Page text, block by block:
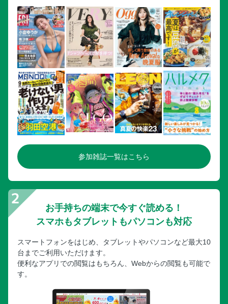
奥付
旅でできるサステナブルなコト
沖縄美ら海水族館まるわかりガイド
沖縄美ら海水族館まるわかりガイド／国営沖縄記念公園・沖
縄美ら海水族館はこんなトコロ！
沖縄美ら海水族館まるわかりガイド／オリジナルみやげ
沖縄美ら海水族館まるわかりガイド／黒潮の海のココがスゴ
イ！
沖縄美ら海水族館まるわかりガイド／必見スポットガイド
沖縄本島ドライブMAP
国際通りパーフェクトBOOK／国際通り周辺／カラフル＆ト
ロピカル南国スイーツ
国際通りパーフェクトBOOK／国際通り周辺／4大メガスト
アでまとめ買いお菓子
国際通りパーフェクトBOOK／国際通り周辺／ご当地アイテ
ム大集合！
オブ うちな～グルメ
国際通りパーフェクトBOOK／国際通り周辺／個性派カフェ
国際通りパーフェクトBOOK／国際通り周辺／牧志公設市場
／壺屋やちむん通り
国際通りパーフェクトBOOK／MAP／国際通り
参加雑誌一覧はこちら
お手持ちの端末で今すぐ読める！
スマホもタブレットもパソコンも対応
スマートフォンをはじめ、タブレットやパソコンなど最大10
台までご利用いただけます。
便利なアプリでの閲覧はもちろん、Webからの閲覧も可能で
す。